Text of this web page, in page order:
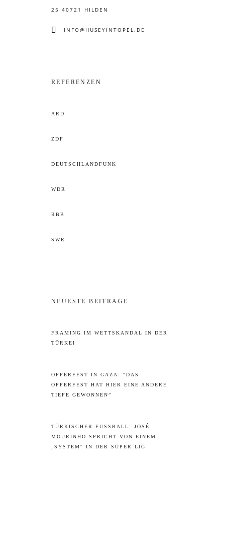
25 40721 HILDEN
INFO@HUSEYINTOPEL.DE
REFERENZEN
ARD
ZDF
DEUTSCHLANDFUNK
WDR
RBB
SWR
NEUESTE BEITRÄGE
FRAMING IM WETTSKANDAL IN DER
TÜRKEI
OPFERFEST IN GAZA: “DAS
OPFERFEST HAT HIER EINE ANDERE
TIEFE GEWONNEN”
TÜRKISCHER FUSSBALL: JOSÉ M
OURINHO SPRICHT VON EINEM „
SYSTEM“ IN DER SÜPER LIG